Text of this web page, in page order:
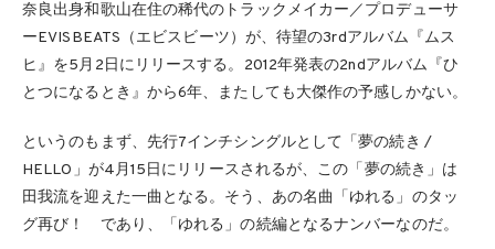
奈良出身和歌山在住の稀代のトラックメイカー／プロデューサ
ーEVISBEATS（エビスビーツ）が、待望の3rdアルバム『ムス
ヒ』を5月2日にリリースする。2012年発表の2ndアルバム『ひ
とつになるとき』から6年、またしても大傑作の予感しかない。
というのもまず、先行7インチシングルとして「夢の続き /
HELLO」が4月15日にリリースされるが、この「夢の続き」は
田我流を迎えた一曲となる。そう、あの名曲「ゆれる」のタッ
グ再び！ であり、「ゆれる」の続編となるナンバーなのだ。